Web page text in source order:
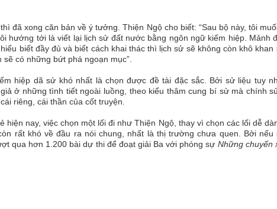
đã xong căn bản về ý tưởng. Thiện Ngộ cho biết: “Sau bộ này, tôi
hướng tới là viết lại lịch sử đất nước bằng ngôn ngữ kiếm hiệp. Mảnh
biết đầy đủ và biết cách khai thác thì lịch sử sẽ không còn khô
có những bứt phá ngoạn mục”.
hiệp dã sử khó nhất là chọn được đề tài đặc sắc. Bởi sử liệu tuy
ở những tình tiết ngoài luồng, theo kiểu thâm cung bí sử mà chính
riêng, cái thần của cốt truyện.
hiện nay, việc chọn một lối đi như Thiện Ngộ, thay vì chọn các lối dễ
rất khó về đầu ra nói chung, nhất là thị trường chưa quen. Bởi
qua hơn 1.200 bài dự thi để đoạt giải Ba với phóng sự Những chuyến